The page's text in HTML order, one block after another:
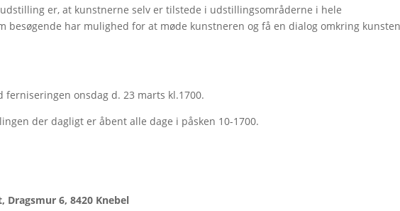
er, at kunstnerne selv er tilstede i udstillingsområderne i hele
besøgende har mulighed for at møde kunstneren og få en dialog omkring
ferniseringen onsdag d. 23 marts kl.1700.
der dagligt er åbent alle dage i påsken 10-1700.
6, 8420 Knebel